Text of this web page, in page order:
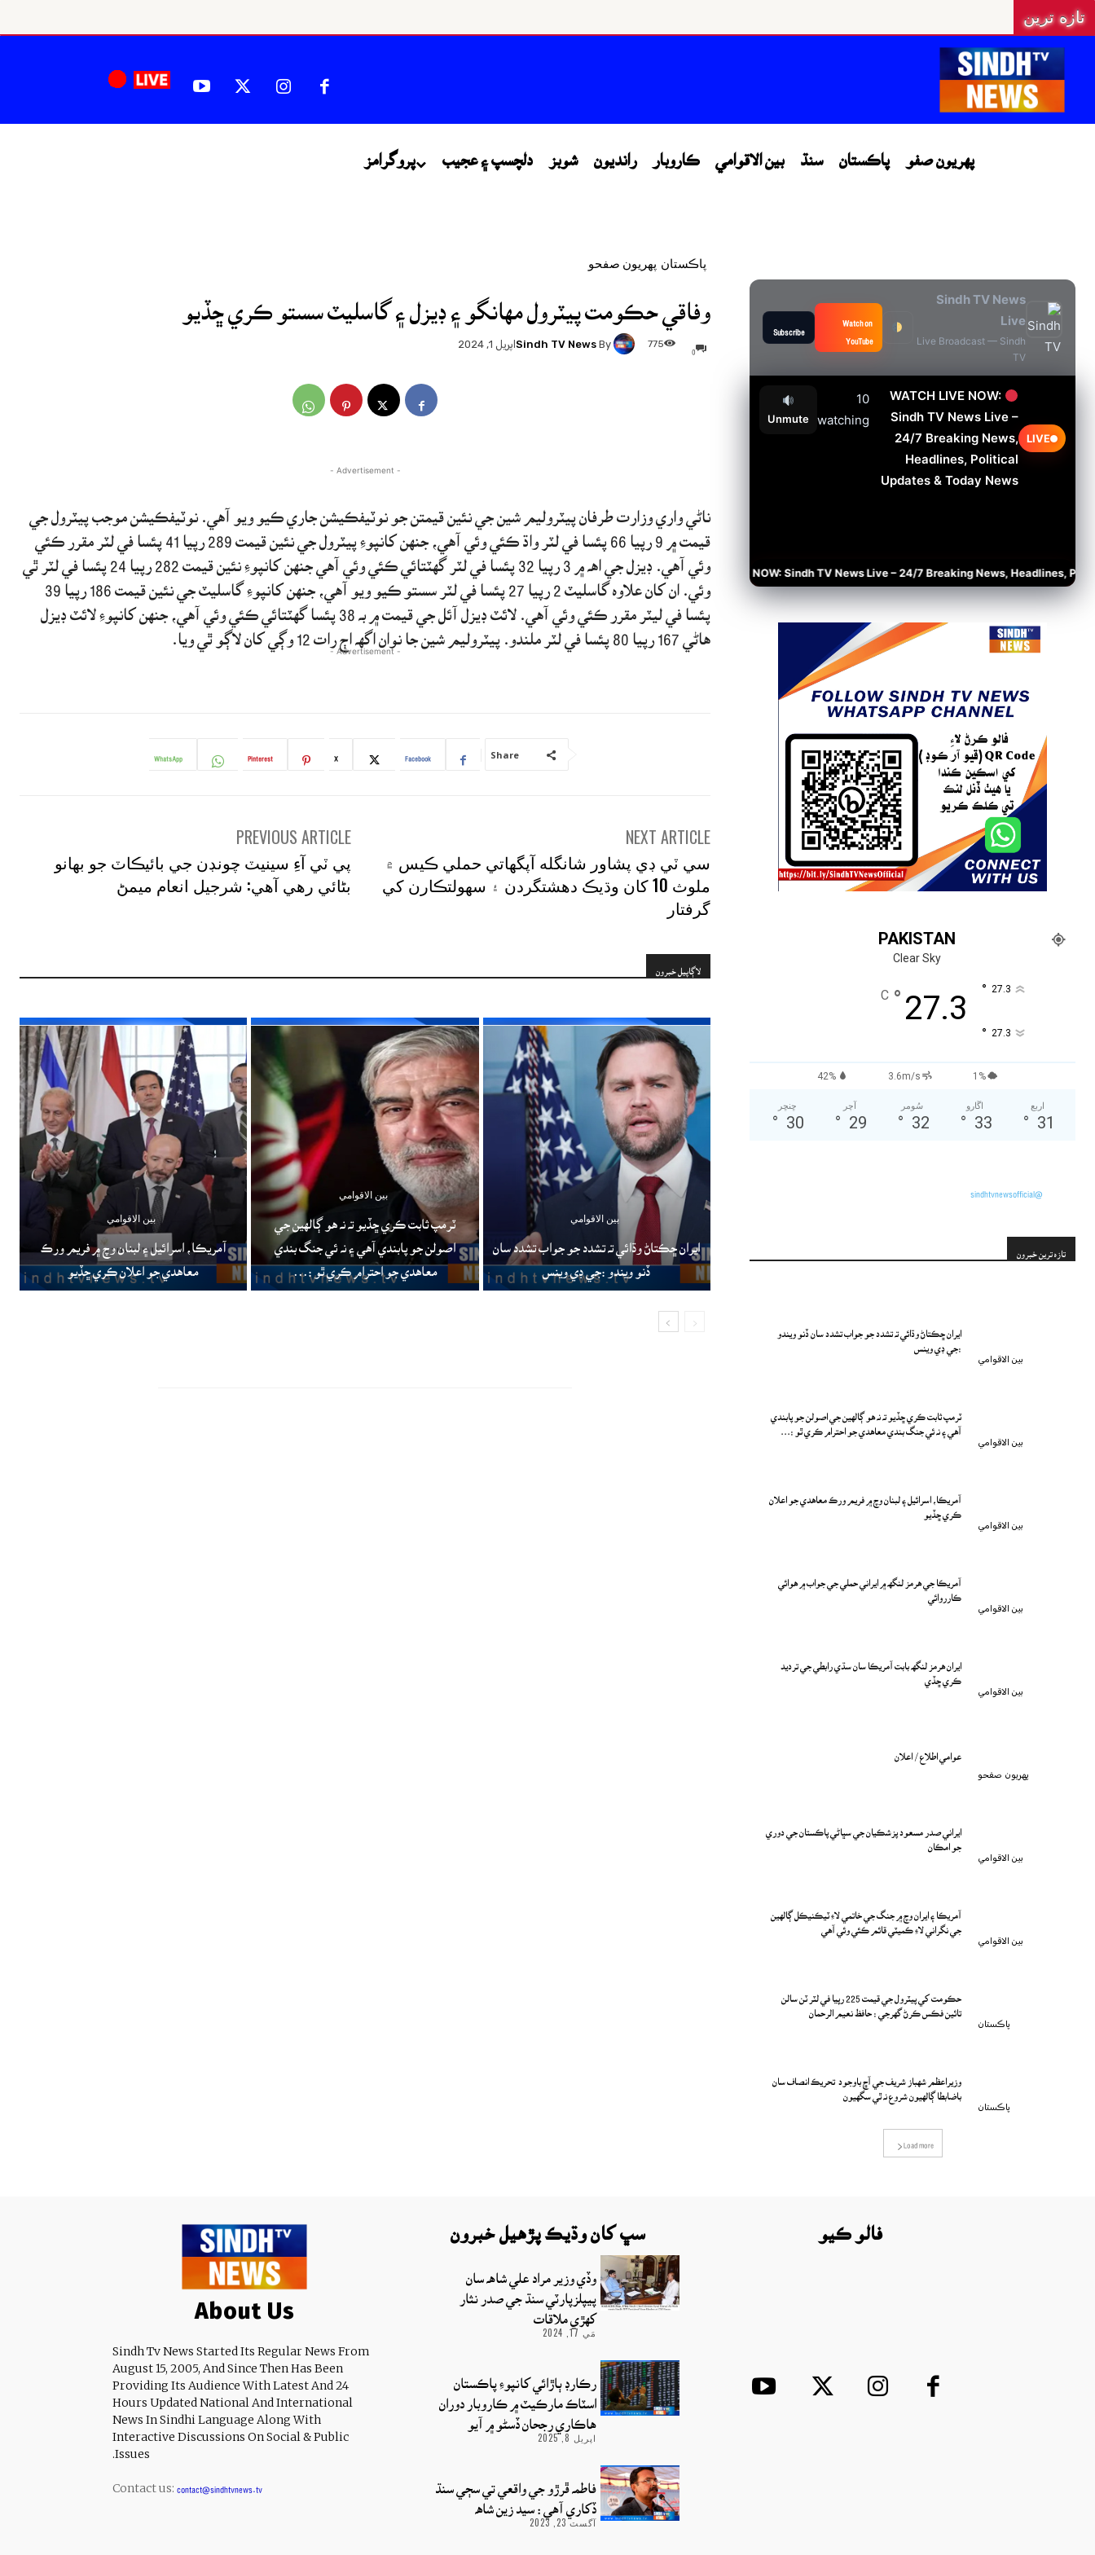
تازه ترين
پاڪستان سنڌ بين الاقوامي ڪاروبار رانديون دلچسپ ۽ عجيب پروگرامز
پاڪستان پهريون صفحو
وفاقي حڪومت پيٽرول مهانگو ۽ ڊيزل ۽ گاسليٽ سستو ڪري ڇڏيو
By
Sindh TV News اپريل 1, 2024 775
- Advertisement -
ناڻي واري وزارت طرفان پيٽروليم شين جي نئين قيمتن جو نوٽيفڪيشن جاري ڪيو ويو آهي. نوٽيفڪيشن موجب پيٽرول جي
قيمت ۾ 9 رپيا 66 پئسا في لٽر واڌ ڪئي وئي آهي، جنهن کانپوءِ پيٽرول جي نئين قيمت 289 رپيا 41 پئسا في لٽر مقرر ڪئي
وئي آهي. ڊيزل جي اهه ۾ 3 رپيا 32 پئسا في لٽر گهٽتائي ڪئي وئي آهي جنهن کانپوءِ نئين قيمت 282 رپيا 24 پئسا في لٽر ٿي
پئسا في ليٽر مقرر ڪئي وئي آهي. لائٽ ڊيزل آئل جي قيمت ۾ به 38 پئسا گهٽتائي ڪئي وئي آهي، جنهن کانپوءِ لائٽ ڊيزل
هاڻي 167 رپيا 80 پئسا في لٽر ملندو. پيٽروليم شين جا نوان اگهه اڄ رات 12 وڳي کان لاڳو ٿي ويا.
- Advertisement -
Share
PREVIOUS ARTICLE
پي ٽي آءِ سينيٽ چونڊن جي بائيڪاٽ جو بهانو
بڻائي رهي آهي: شرجيل انعام ميمڻ
NEXT ARTICLE
سي ٽي ڊي پشاور شانگله آپگهاتي حملي ڪيس ۾
ملوث 10 کان وڌيڪ دهشتگردن ۽ سهولتڪارن کي
گرفتار
لاڳاپيل خبرون
بين الاقوامي
ايران ڇڪتاڻ وڌائي ته تشدد جو جواب تشدد سان
ڏنو ويندو :جي ڊي وينس
بين الاقوامي
ٽرمپ ثابت ڪري ڇڏيو ته نه هو ڳالهين جي
اصولن جو پابندي آهي ۽ نه ئي جنگ بندي
معاهدي جو احترام ڪري ٿو :...
بين الاقوامي
آمريڪا، اسرائيل ۽ لبنان وچ ۾ فريم ورڪ
معاهدي جو اعلان ڪري ڇڏيو
Sindh TV News
Live
Live Broadcast — Sindh
TV
LIVE
WATCH LIVE NOW:
Sindh TV News Live –
24/7 Breaking News,
Headlines, Political
Updates & Today News
10
watching
Unmute
PAKISTAN
Clear Sky
27.3
°
C 27.3
°
27.3
°
42% 3.6m/s 1%
ڇنڇر
30
°
آچر
29
°
سُومر
32
°
اڱارو
33
°
اربع
31
°
تازه ترين خبرون
بين الاقوامي
ايران ڇڪتاڻ وڌائي ته تشدد جو جواب تشدد سان ڏنو ويندو
بين الاقوامي
ٽرمپ ثابت ڪري ڇڏيو ته نه هو ڳالهين جي اصولن جو پابندي
آهي ۽ نه ئي جنگ بندي معاهدي جو احترام ڪري ٿو :...
بين الاقوامي
آمريڪا، اسرائيل ۽ لبنان وچ ۾ فريم ورڪ معاهدي جو اعلان
ڪري ڇڏيو
بين الاقوامي
آمريڪا جي هرمز لنگهه ۾ ايراني حملي جي جواب ۾ هوائي
بين الاقوامي
ايران هرمز لنگهه بابت آمريڪا سان سڌي رابطي جي ترديد
ڪري ڇڏي
پهريون صفحو
عوامي اطلاع / اعلان
بين الاقوامي
ايراني صدر مسعود پزشڪيان جي سڀاڻي پاڪستان جي دوري
جو امڪان
بين الاقوامي
آمريڪا ۽ ايران وچ ۾ جنگ جي خاتمي لاءِ ٽيڪنيڪل ڳالهين
جي نگراني لاءِ ڪميٽي قائم ڪئي وئي آهي
پاڪستان
تائين فڪس ڪرڻ گهرجي : حافظ نعيم الرحمان
پاڪستان
وزيراعظم شهباز شريف جي آڇ باوجود تحريڪ انصاف سان
باضابطا ڳالهيون شروع نه ٿي سگهيون
About Us
Sindh Tv News Started Its Regular News From
August 15, 2005, And Since Then Has Been
Providing Its Audience With Latest And 24
Hours Updated National And International
News In Sindhi Language Along With
Interactive Discussions On Social & Public
Issues.
Contact us:
سڀ کان وڌيڪ پڙهيل خبرون
وڏي وزير مراد علي شاهه سان
پيپلزپارٽي سنڌ جي صدر نثار
کهڙي ملاقات
مَي 17, 2024
رڪارڊ ٻاڙائي کانپوءِ پاڪستان
اسٽاڪ مارڪيٽ ۾ ڪاروبار دوران
هاڪاري رجحان ڏسڻو ۾ آيو
اپريل 8, 2025
فاطمه ڦرڙو جي واقعي تي سڄي سنڌ
ڏکاري آهي : سيد زين شاھ
آگسٽ 23, 2023
فالو ڪيو